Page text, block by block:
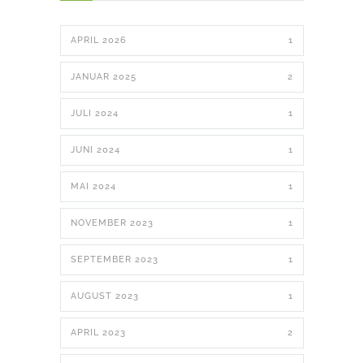
APRIL 2026 1
JANUAR 2025 2
JULI 2024 1
JUNI 2024 1
MAI 2024 1
NOVEMBER 2023 1
SEPTEMBER 2023 1
AUGUST 2023 1
APRIL 2023 2